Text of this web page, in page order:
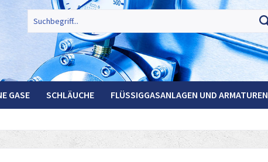
GASE SCHLÄUCHE FLÜSSIGGASANLAGEN UND ARMATUREN